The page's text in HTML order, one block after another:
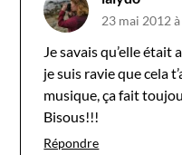
23 mai 2012
Je savais qu’elle était
je suis ravie que cela
musique, ça fait
Bisous!!!
Répondre